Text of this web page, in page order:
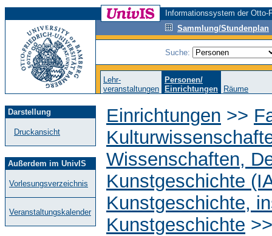
Informationssystem der
Sammlung/Stundenplan
Suche:
Lehr-
veranstaltungen
Personen/
Einrichtungen
Räume
Darstellung
Druckansicht
Außerdem im UnivIS
Vorlesungsverzeichnis
Veranstaltungskalender
Einrichtungen >>
Wissenschaften,
Kunstgeschichte
Kunstgeschichte,
Kunstgeschichte >>